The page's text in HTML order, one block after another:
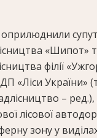
оприлюднили
«Шипот»
філії
«Ліси України»
– ред.),
лісової
зону у